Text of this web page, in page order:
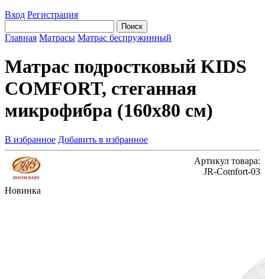
Вход Регистрация
Главная Матрасы Матрас беспружинный
Матрас подростковый KIDS
COMFORT, стеганная
микрофибра (160х80 см)
В избранное Добавить в избранное
Артикул товара:
JR-Comfort-03
Новинка